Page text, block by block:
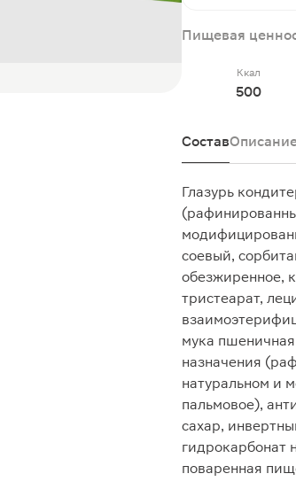
Пищевая
Ккал
500
Состав
Глазурь
соевый,
обезжиренное,
тристеарат,
мука
назначения
натуральном и
пальмовое),
сахар,
гидрокарбонат
поваренная